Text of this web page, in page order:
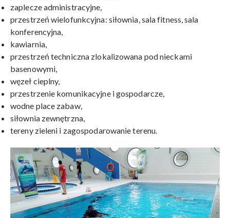
zaplecze administracyjne,
przestrzeń wielofunkcyjna: siłownia, sala fitness, sala
konferencyjna,
kawiarnia,
przestrzeń techniczna zlokalizowana pod nieckami
basenowymi,
węzeł cieplny,
przestrzenie komunikacyjne i gospodarcze,
wodne place zabaw,
siłownia zewnętrzna,
tereny zieleni i zagospodarowanie terenu.